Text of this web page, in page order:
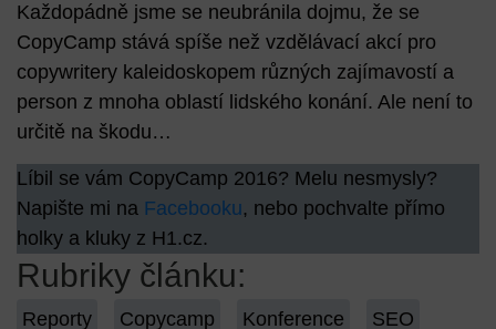
Každopádně jsme se neubránila dojmu, že se
CopyCamp stává spíše než vzdělávací akcí pro
copywritery kaleidoskopem různých zajímavostí a
person z mnoha oblastí lidského konání. Ale není to
určitě na škodu…
Líbil se vám CopyCamp 2016? Melu nesmysly?
Napište mi na Facebooku, nebo pochvalte přímo
holky a kluky z H1.cz.
Rubriky článku:
Reporty Copycamp Konference SEO